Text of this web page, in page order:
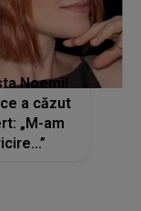
Noemi!
a căzut
„M-am